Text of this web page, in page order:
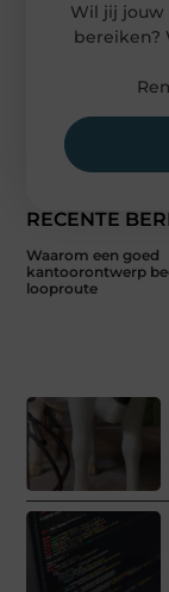
RECENTE
Waarom een goed
kantoorontwerp
looproute
Wil jij
bereiken?